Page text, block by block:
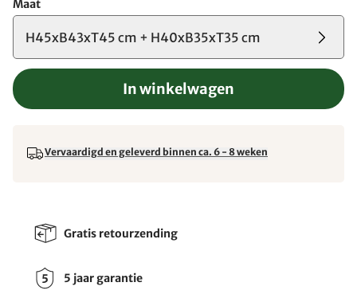
Maat
H45xB43xT45 cm + H40xB35xT35 cm
In winkelwagen
Vervaardigd en geleverd binnen ca. 6 - 8 weken
Gratis retourzending
5 jaar garantie